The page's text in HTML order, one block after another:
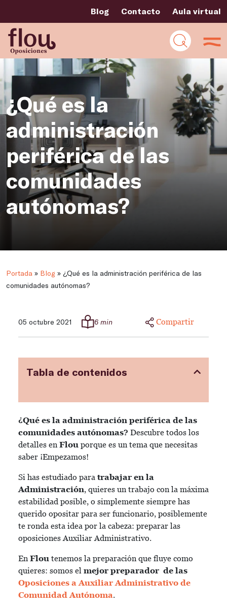
Blog Contacto Aula virtual
¿Qué es la
administración
periférica de las
comunidades
autónomas?
Portada » Blog » ¿Qué es la administración periférica de las
comunidades autónomas?
05 octubre 2021 6 min Compartir
Tabla de contenidos
¿Qué es la administración periférica de las
comunidades autónomas? Descubre todos los
detalles en Flou porque es un tema que necesitas
saber ¡Empezamos!
Si has estudiado para trabajar en la
Administración, quieres un trabajo con la máxima
estabilidad posible, o simplemente siempre has
querido opositar para ser funcionario, posiblemente
te ronda esta idea por la cabeza: preparar las
oposiciones Auxiliar Administrativo.
En Flou tenemos la preparación que fluye como
quieres: somos el mejor preparador de las
Oposiciones a Auxiliar Administrativo de
Comunidad Autónoma.